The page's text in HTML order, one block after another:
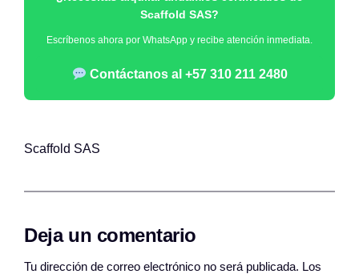
Scaffold SAS?
Escríbenos ahora por WhatsApp y recibe atención inmediata.
Contáctanos al +57 310 211 2480
Scaffold SAS
Deja un comentario
Tu dirección de correo electrónico no será publicada. Los